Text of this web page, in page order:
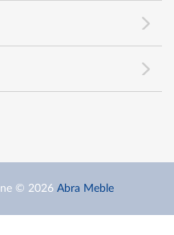
© 2026 Abra Meble